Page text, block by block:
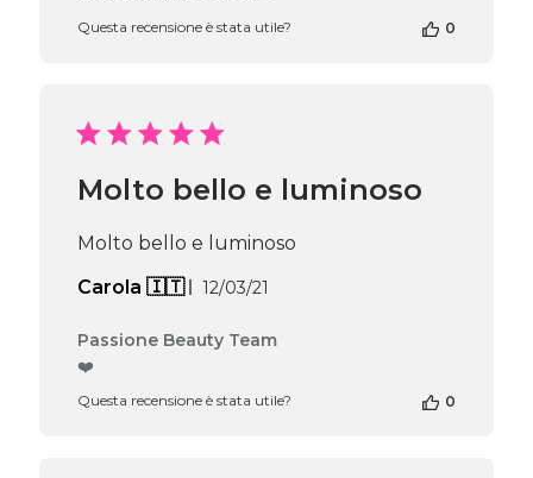
pubblicazione
Questa recensione è stata utile? 0
Molto bello e luminoso
Molto bello e luminoso
Carola 🇮🇹
Data
pubblicazione
12/03/21
Commenti
del
Passione Beauty Team
❤️
Questa recensione è stata utile? 0